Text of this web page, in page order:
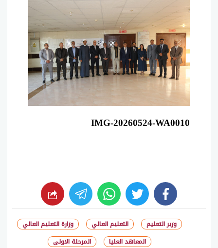
IMG-20260524-WA0010
facebook
twitter
whats
وزير التعليم التعليم العالي
وزارة التعليم العالي
المعاهد العليا
المرحلة الاولى